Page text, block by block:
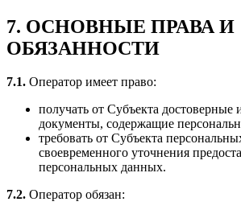
7. ОСНОВНЫЕ ПРАВА И
ОБЯЗАННОСТИ
7.1. Оператор имеет право:
получать от Субъекта
документы, содержащие
требовать от Субъекта
своевременного уточнения
персональных данных.
7.2. Оператор обязан: